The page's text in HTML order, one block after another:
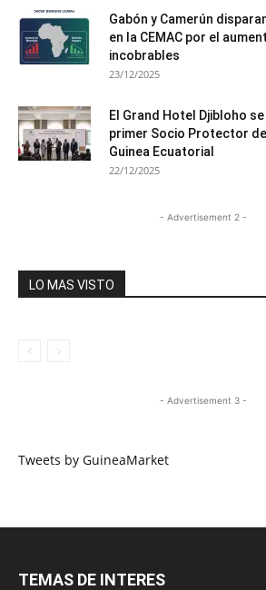
Gabón y Camerún
en la CEMAC por el
incobrables
23/12/2025
El Grand Hotel Djibloho
primer Socio Protector de
Guinea Ecuatorial
22/12/2025
- Advertisement 2 -
LO MAS VISTO
- Advertisement 3 -
Tweets by GuineaMarket
TEMAS DE INTERES